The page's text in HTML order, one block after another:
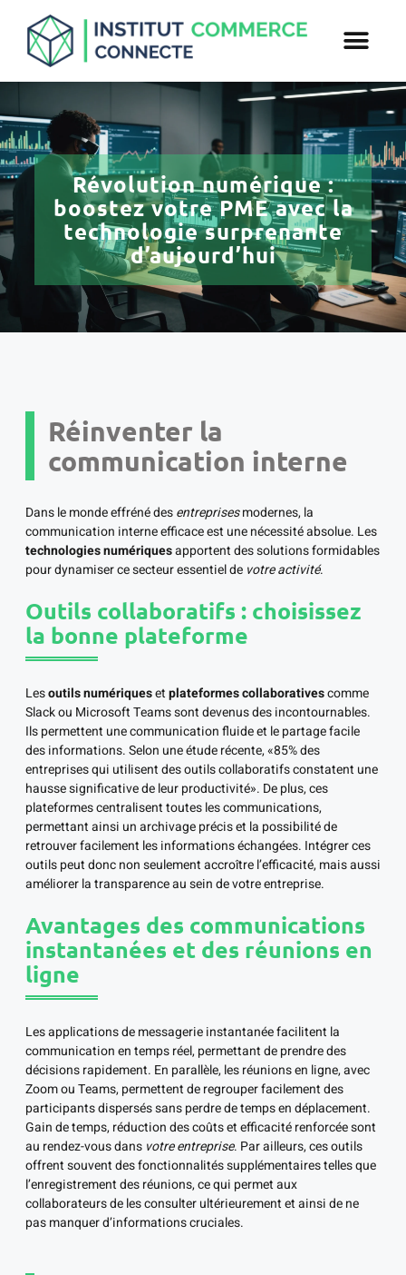
Révolution numérique :
boostez votre PME avec la
technologie surprenante
d’aujourd’hui
Réinventer la
communication interne
Dans le monde effréné desentreprisesmodernes, la
communication interne efficace est une nécessité absolue. Les
technologies numériquesapportent des solutions formidables
pour dynamiser ce secteur essentiel de votre activité.
Outils collaboratifs : choisissez
la bonne plateforme
Lesoutils numériquesetplateformes collaborativescomme
Slack ou Microsoft Teams sont devenus des incontournables.
Ils permettent une communication fluide et le partage facile
des informations. Selon une étude récente, «85% des
entreprises qui utilisent des outils collaboratifs constatent une
hausse significative de leur productivité». De plus, ces
plateformes centralisent toutes les communications,
permettant ainsi un archivage précis et la possibilité de
retrouver facilement les informations échangées. Intégrer ces
outils peut donc non seulement accroître l’efficacité, mais aussi
améliorer la transparence au sein de votre entreprise.
Avantages des communications
instantanées et des réunions en
ligne
Les applications de messagerie instantanée facilitent la
communication en temps réel, permettant de prendre des
décisions rapidement. En parallèle, les réunions en ligne, avec
Zoom ou Teams, permettent de regrouper facilement des
participants dispersés sans perdre de temps en déplacement.
Gain de temps, réduction des coûts et efficacité renforcée sont
au rendez-vous dans votre entreprise. Par ailleurs, ces outils
offrent souvent des fonctionnalités supplémentaires telles que
l’enregistrement des réunions, ce qui permet aux
collaborateurs de les consulter ultérieurement et ainsi de ne
pas manquer d’informations cruciales.